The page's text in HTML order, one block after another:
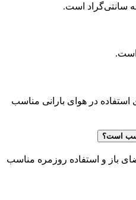
است.
در هوای بارانی مناسب
است؟
باز و استفاده روزمره مناسب